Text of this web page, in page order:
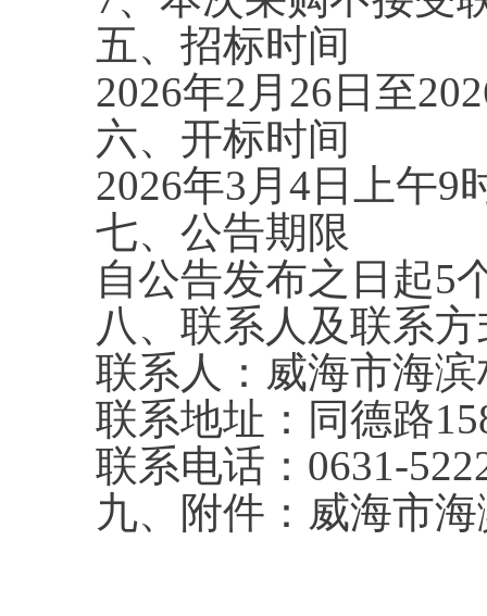
五、招标时间
2026年2月26日至
六、开标时间
2026年3月4日上午9
七、公告期限
自公告发布之日起5
八、联系人及联系
联系人：威海市海
联系地址：同德路
联系电话：0631-
九、附件：威海市